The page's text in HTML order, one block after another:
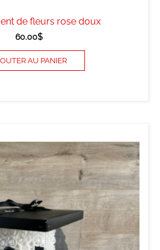
de fleurs rose doux
60.00$
AU PANIER